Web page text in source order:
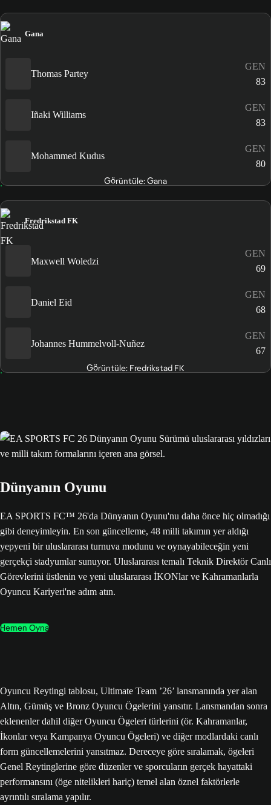
Gana
Thomas Partey
GEN
83
Iñaki Williams
GEN
83
Mohammed Kudus
GEN
80
Görüntüle: Gana
Fredrikstad FK
Maxwell Woledzi
GEN
69
Daniel Eid
GEN
68
Johannes Hummelvoll-Nuñez
GEN
67
Görüntüle: Fredrikstad FK
Dünyanın Oyunu
EA SPORTS FC™ 26'da Dünyanın Oyunu'nu daha önce hiç olmadığı
gibi deneyimleyin. En son güncelleme, 48 milli takımın yer aldığı
yepyeni bir uluslararası turnuva modunu ve oynayabileceğin yeni
gerçekçi stadyumlar sunuyor. Uluslararası temalı Teknik Direktör Canlı
Görevlerini üstlenin ve yeni uluslararası İKONlar ve Kahramanlarla
Oyuncu Kariyeri'ne adım atın.
Hemen Oyna
Oyuncu Reytingi tablosu, Ultimate Team ’26’ lansmanında yer alan
Altın, Gümüş ve Bronz Oyuncu Ögelerini yansıtır. Lansmandan sonra
eklenenler dahil diğer Oyuncu Ögeleri türlerini (ör. Kahramanlar,
İkonlar veya Kampanya Oyuncu Ögeleri) ve diğer modlardaki canlı
form güncellemelerini yansıtmaz. Dereceye göre sıralamak, ögeleri
Genel Reytinglerine göre düzenler ve sporcuların gerçek hayattaki
performansını (öge nitelikleri hariç) temel alan öznel faktörlerle
ayrıntılı sıralama yapılır.